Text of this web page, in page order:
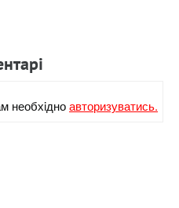
необхiдноавторизуватись.